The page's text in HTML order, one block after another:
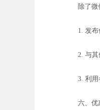
除了
1. 发
2. 与其
3. 利用
六、优